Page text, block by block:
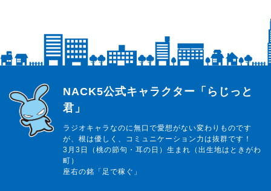
らじっと君
NACK5公式キャラクター「らじっと
君」
ラジオキャラなのに無口で愛想がない変わりものです
が、根は優しく、コミュニケーション力は抜群です！
3月3日（桃の節句・耳の日）生まれ（出生地はときがわ
町）
座右の銘「足で稼ぐ」